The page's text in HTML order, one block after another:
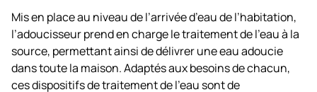
Mis en place au niveau de l’arrivée d’eau de l’habitation,
l’adoucisseur prend en charge le traitement de l’eau à la
source, permettant ainsi de délivrer une eau adoucie
dans toute la maison. Adaptés aux besoins de chacun,
ces dispositifs de traitement de l’eau sont de